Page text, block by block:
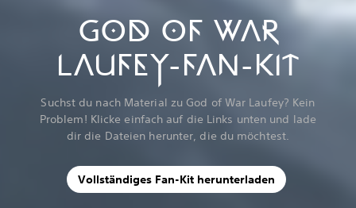
GOD OF WAR
LAUFEY-FAN-KIT
Suchst du nach Material zu God of War Laufey? Kein
Problem! Klicke einfach auf die Links unten und lade
dir die Dateien herunter, die du möchtest.
Vollständiges Fan-Kit herunterladen